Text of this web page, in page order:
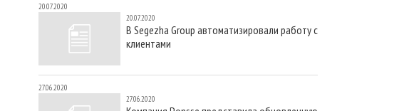
20.07.2020
20.07.2020
В Segezha Group автоматизировали работу с
клиентами
27.06.2020
27.06.2020